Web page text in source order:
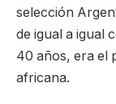
selección
de igual a igual
40 años, era el
africana.